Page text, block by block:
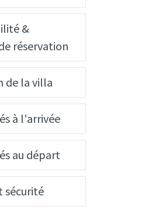
&
réservation
de la villa
à l'arrivée
au départ
sécurité